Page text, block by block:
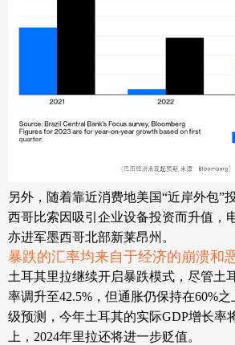
另外，随着靠近消费地美国“近岸外包”
西哥比索因吸引企业设备投资而升值，
亦进军墨西哥北部新莱昂州。
暴跌的汇率均来自于经济的崩溃和
土耳其里拉继续开启暴跌模式，尽管土
率调升至42.5%，但通胀仍保持在60%
级预测，今年土耳其的实际GDP增长率
上，2024年里拉还将进一步贬值。